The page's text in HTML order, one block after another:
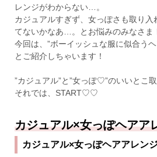
レンジがわからない…。
カジュアルすぎず、女っぽさも取り入
てないかなあ…。とお悩みのみなさま
今回は、”ボーイッシュな服に似合う
とご紹介しちゃいます！
”カジュアル”と”女っぽ♡”のいいとこ
それでは、START♡♡
カジュアル×女っぽヘアア
カジュアル×女っぽヘアアレン